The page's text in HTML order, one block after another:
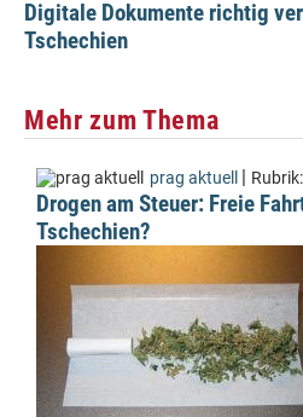
Digitale Dokumente richtig
Tschechien
Mehr zum Thema
prag aktuell | Rubrik:
Drogen am Steuer: Freie
Tschechien?